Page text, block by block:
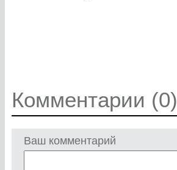
Комментарии (0)
Ваш комментарий